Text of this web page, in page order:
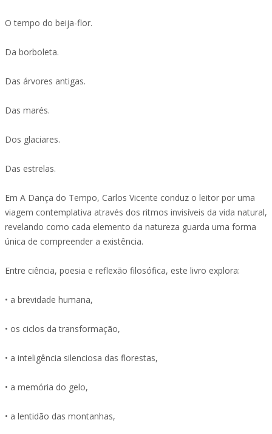
O tempo do beija-flor.
Da borboleta.
Das árvores antigas.
Das marés.
Dos glaciares.
Das estrelas.
Em A Dança do Tempo, Carlos Vicente conduz o leitor por uma
viagem contemplativa através dos ritmos invisíveis da vida natural,
revelando como cada elemento da natureza guarda uma forma
única de compreender a existência.
Entre ciência, poesia e reflexão filosófica, este livro explora:
• a brevidade humana,
• os ciclos da transformação,
• a inteligência silenciosa das florestas,
• a memória do gelo,
• a lentidão das montanhas,